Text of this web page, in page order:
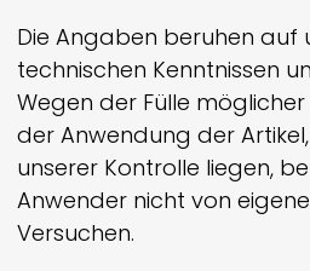
Die Angaben beruhen auf
technischen Kenntnissen
Wegen der Fülle möglicher
der Anwendung der
unserer Kontrolle liegen,
Anwender nicht von
Versuchen.